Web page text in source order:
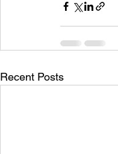
Recent Posts